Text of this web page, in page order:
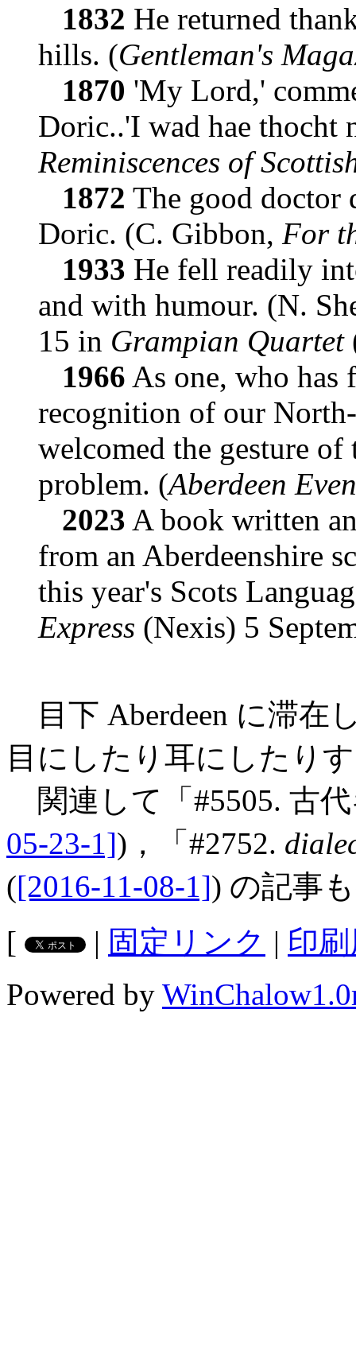
1832 He returned
hills. (Gentleman's
1870 'My Lord,'
Doric..'I wad hae thocht
Reminiscences of
1872 The good doctor
Doric. (C. Gibbon, For
1933 He fell readily
and with humour. (N.
15 in Grampian Quartet
1966 As one, who has
recognition of our
welcomed the gesture
problem. (Aberdeen
2023 A book written
from an Aberdeenshire
this year's Scots
Express (Nexis) 5
目下 Aberdeen に滞在
目にしたり耳にしたり
関連して「#5505. 古
05-23-1])，「#2752.
([2016-11-08-1]) の記事
[
| 固定リンク | 印
Powered by